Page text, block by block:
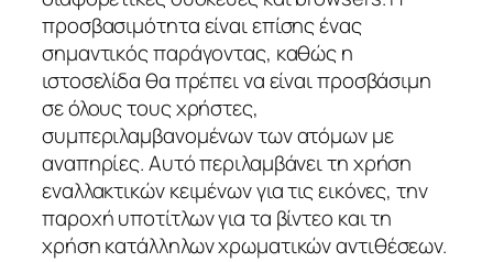
προσβασιμότητα είναι επίσης ένας
σημαντικός παράγοντας, καθώς η
ιστοσελίδα θα πρέπει να είναι προσβάσιμη
σε όλους τους χρήστες,
συμπεριλαμβανομένων των ατόμων με
αναπηρίες. Αυτό περιλαμβάνει τη χρήση
εναλλακτικών κειμένων για τις εικόνες, την
παροχή υποτίτλων για τα βίντεο και τη
χρήση κατάλληλων χρωματικών αντιθέσεων.